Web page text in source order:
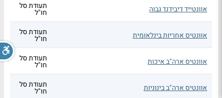
אוונטייד דיבידנד גבוה תעודת סל
חו"ל
אוונטיס אחריות בינלאומית תעודת סל
חו"ל
אוונטיס ארה"ב איכות תעודת סל
חו"ל
אוונטיס ארה"ב בינוניות תעודת סל
חו"ל